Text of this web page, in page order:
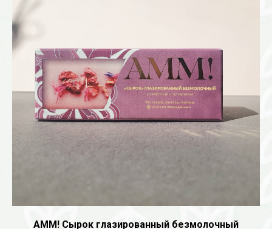
AMM! Сырок глазированный безмолочный